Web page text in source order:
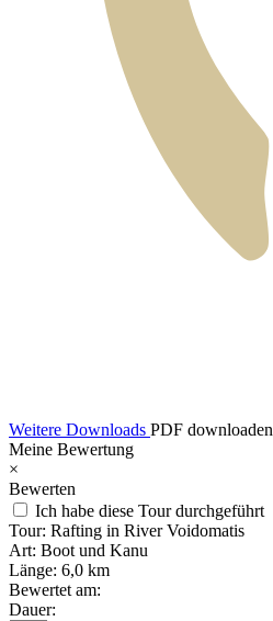
Weitere Downloads PDF downloaden
Meine Bewertung
×
Bewerten
Ich habe diese Tour durchgeführt
Tour: Rafting in River Voidomatis
Art: Boot und Kanu
Länge: 6,0 km
Bewertet am:
Dauer: